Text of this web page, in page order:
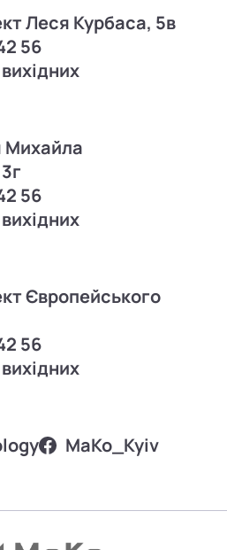
Леся Курбаса, 5в
56
Михайла
56
Європейського
56
MаKo_Kyiv